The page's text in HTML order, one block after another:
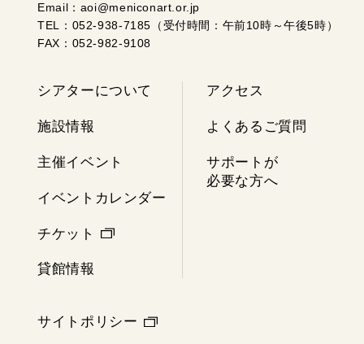
Email：aoi@meniconart.or.jp
TEL：052-938-7185（受付時間：午前10時～午後5時）
FAX：052-982-9108
シアターについて
施設情報
主催イベント
イベントカレンダー
チケット
貸館情報
アクセス
よくあるご質問
サポートが
必要な方へ
サイトポリシー